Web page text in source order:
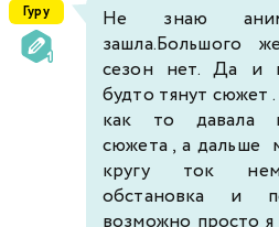
Гуру
Не знаю
зашла.Большого
сезон нет. Да и
будто тянут сюжет
как то давала
сюжета , а дальше
кругу ток
обстановка и